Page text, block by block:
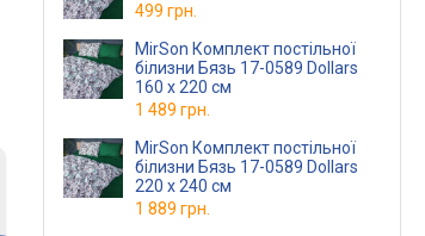
499 грн.
MirSon Комплект постільної
білизни Бязь 17-0589 Dollars
160 x 220 см
1 489 грн.
MirSon Комплект постільної
білизни Бязь 17-0589 Dollars
220 x 240 см
1 889 грн.